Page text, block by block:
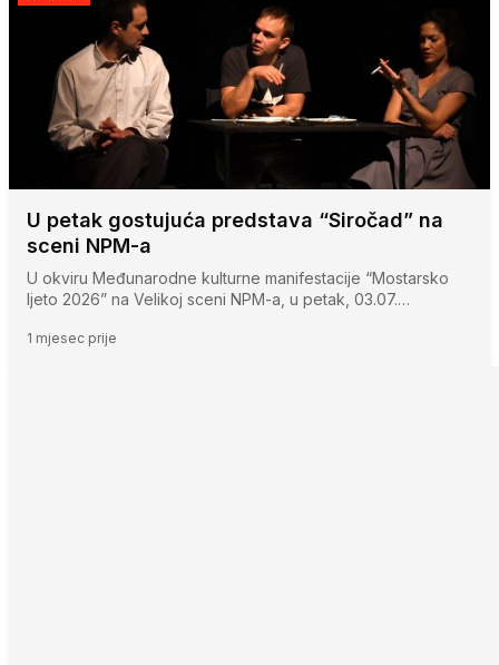
U petak gostujuća predstava “Siročad” na
sceni NPM-a
U okviru Međunarodne kulturne manifestacije “Mostarsko
ljeto 2026” na Velikoj sceni NPM-a, u petak, 03.07.…
1 mjesec prije